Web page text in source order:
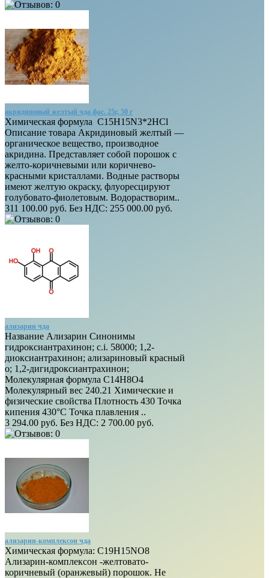
акридиновый желтый чда фас. 25г, 50 г
Химическая формула C15H15N3*2HCl
Описание товара Акридиновый желтый —
органическое вещество, производное
акридина. Представляет собой порошок с
желто-коричневыми или коричнево-
красными кристаллами. Водные растворы
имеют желтую окраску, флуоресцируют
голубовато-фиолетовым. Водорастворим..
311 100.00 руб. Без НДС: 255 000.00 руб.
ализарин чда
Название Ализарин Синонимы
гидроксиантрахинон; c.i. 58000; 1,2-
диоксиантрахинон; ализариновый красный
о; 1,2-дигидроксиантрахинон;
Молекулярная формула C14H8O4
Молекулярный вес 240.21 Химические и
физические свойства Плотность 430 Точка
кипения 430°C Точка плавления ..
3 294.00 руб. Без НДС: 2 700.00 руб.
ализарин-комплексон чда
Химическая формула: C19H15NO8
Ализарин-комплексон -желтовато-
коричневый (оранжевый) порошок. Не